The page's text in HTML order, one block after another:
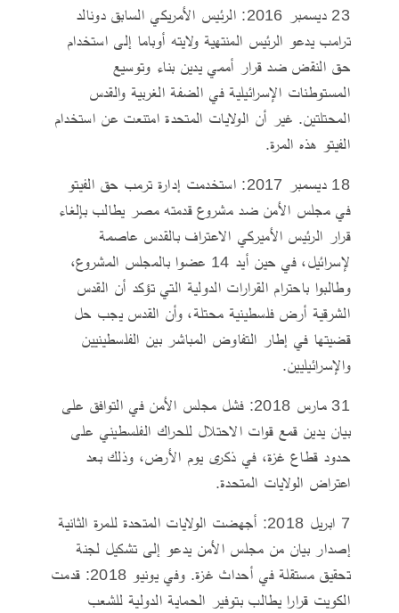
23 ديسمبر 2016: الرئيس الأمريكي السابق دونالد
ترامب يدعو الرئيس المنتهية ولايته أوباما إلى استخدام
حق النقض ضد قرار أممي يدين بناء وتوسيع
المستوطنات الإسرائيلية في الضفة الغربية والقدس
المحتلتين. غير أن الولايات المتحدة امتنعت عن استخدام
الفيتو هذه المرة.
18 ديسمبر 2017: استخدمت إدارة ترمب حق الفيتو
في مجلس الأمن ضد مشروع قدمته مصر يطالب بإلغاء
قرار الرئيس الأميركي الاعتراف بالقدس عاصمة
لإسرائيل، في حين أيد 14 عضوا بالمجلس المشروع،
وطالبوا باحترام القرارات الدولية التي تؤكد أن القدس
الشرقية أرض فلسطينية محتلة، وأن القدس يجب حل
قضيتها في إطار التفاوض المباشر بين الفلسطينيين
والإسرائيليين.
31 مارس 2018: فشل مجلس الأمن في التوافق على
بيان يدين قمع قوات الاحتلال للحراك الفلسطيني على
حدود قطاع غزة، في ذكرى يوم الأرض، وذلك بعد
اعتراض الولايات المتحدة.
7 ابريل 2018: أجهضت الولايات المتحدة للمرة الثانية
إصدار بيان من مجلس الأمن يدعو إلى تشكيل لجنة
تحقيق مستقلة في أحداث غزة. وفي يونيو 2018: قدمت
الكويت قرارا يطالب بتوفير الحماية الدولية للشعب